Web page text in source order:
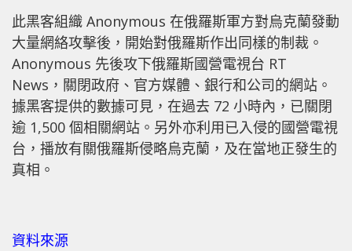
此黑客組織 Anonymous 在俄羅斯軍方對烏克蘭發動
大量網絡攻擊後，開始對俄羅斯作出同樣的制裁。
Anonymous 先後攻下俄羅斯國營電視台 RT
News，關閉政府、官方媒體、銀行和公司的網站。
據黑客提供的數據可見，在過去 72 小時內，已關閉
逾 1,500 個相關網站。另外亦利用已入侵的國營電視
台，播放有關俄羅斯侵略烏克蘭，及在當地正發生的
真相。
資料來源